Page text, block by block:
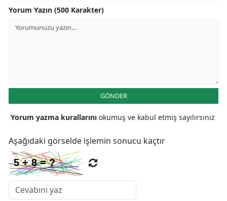
Yorum Yazın (500 Karakter)
GÖNDER
Yorum yazma kurallarını okumuş ve kabul etmiş sayılırsınız
Aşağıdaki görselde işlemin sonucu kaçtır